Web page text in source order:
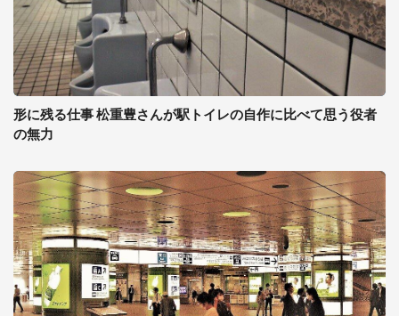
形に残る仕事 松重豊さんが駅トイレの自作に比べて思う役者
の無力